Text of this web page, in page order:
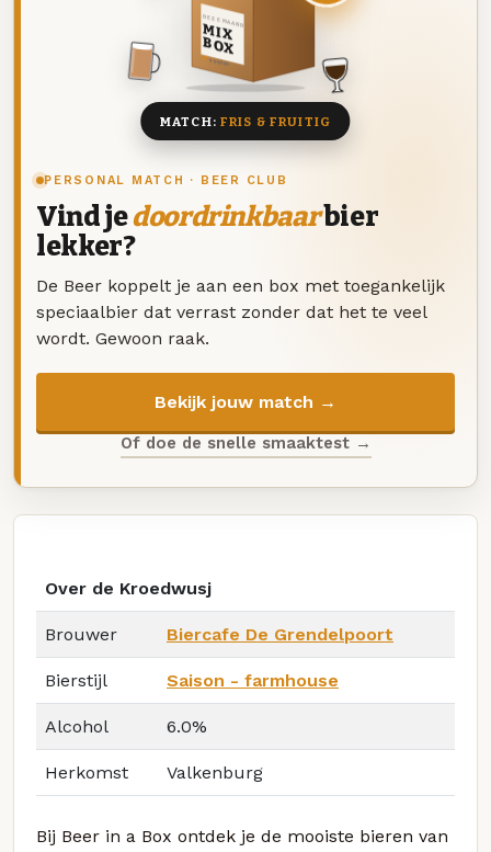
PERSONAL MATCH · BEER CLUB
Vind jedoordrinkbaarbier
lekker?
De Beer koppelt je aan een box met toegankelijk
speciaalbier dat verrast zonder dat het te veel
wordt. Gewoon raak.
Bekijk jouw match →
Of doe de snelle smaaktest →
DEZE MAAND
MIX
BOX
8 BIEREN
MATCH: FRIS & FRUITIG
Over de Kroedwusj
Brouwer Biercafe De Grendelpoort
Bierstijl Saison - farmhouse
Alcohol 6.0%
Herkomst Valkenburg
Bij Beer in a Box ontdek je de mooiste bieren van